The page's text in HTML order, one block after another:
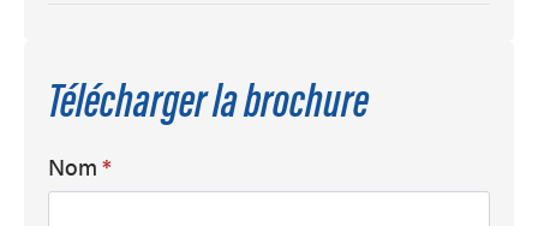
Télécharger la brochure
Nom *